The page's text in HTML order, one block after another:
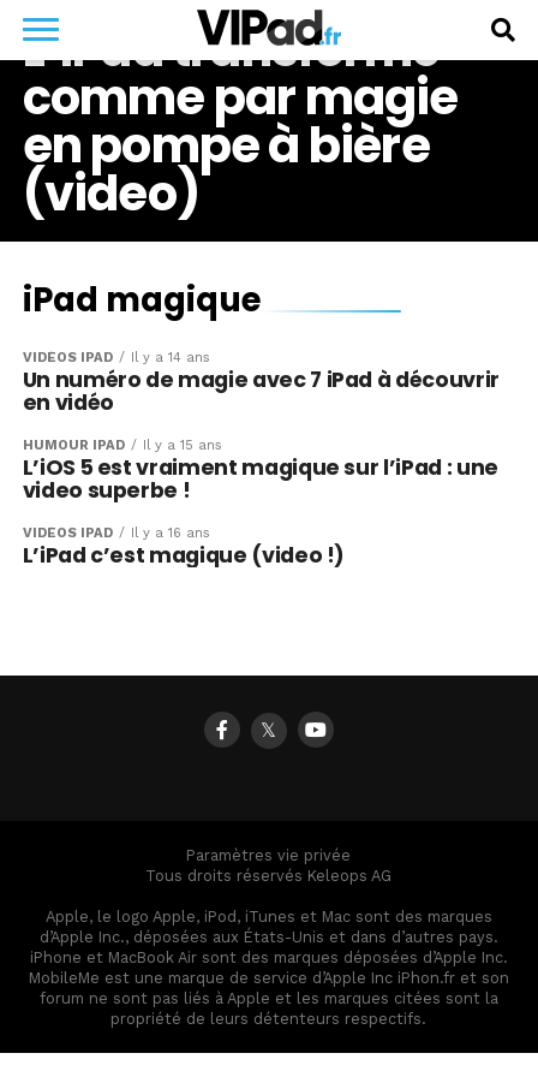
L’iPad transformé
comme par magie
en pompe à bière
(video)
iPad magique
VIDÉOS IPAD Il y a 14 ans
Un numéro de magie avec 7 iPad à découvrir
en vidéo
HUMOUR IPAD Il y a 15 ans
L’iOS 5 est vraiment magique sur l’iPad : une
video superbe !
VIDÉOS IPAD Il y a 16 ans
L’iPad c’est magique (video !)
𝕏
Paramètres vie privée
Tous droits réservés Keleops AG
Apple, le logo Apple, iPod, iTunes et Mac sont des marques
d’Apple Inc., déposées aux États-Unis et dans d’autres pays.
iPhone et MacBook Air sont des marques déposées d’Apple Inc.
MobileMe est une marque de service d’Apple Inc iPhon.fr et son
forum ne sont pas liés à Apple et les marques citées sont la
propriété de leurs détenteurs respectifs.